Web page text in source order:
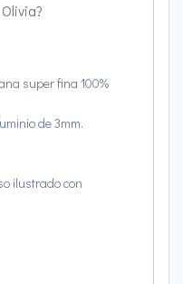
super fina 100%
de 3mm.
ilustrado con